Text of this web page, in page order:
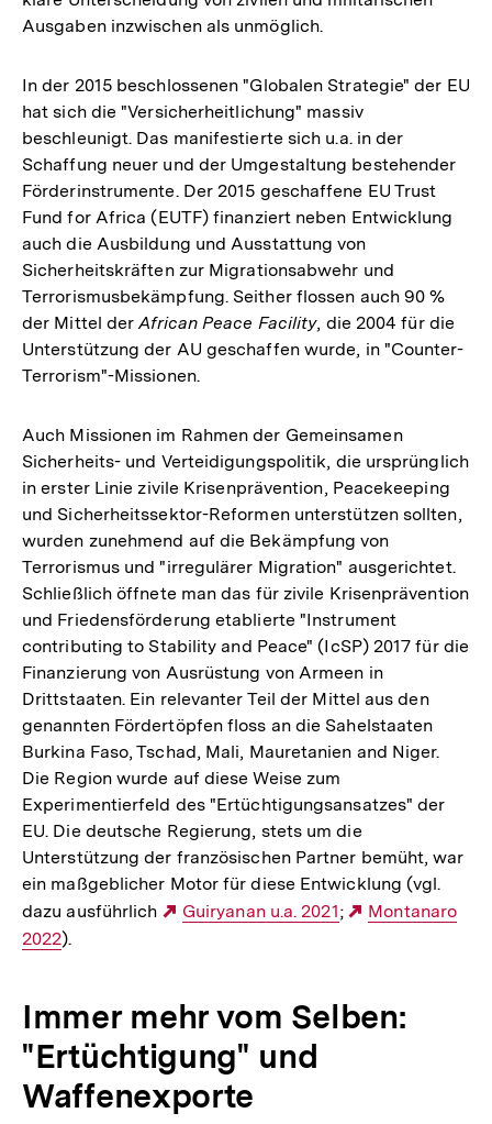
Ausgaben inzwischen als unmöglich.
In der 2015 beschlossenen "Globalen Strategie" der EU
hat sich die "Versicherheitlichung" massiv
beschleunigt. Das manifestierte sich u.a. in der
Schaffung neuer und der Umgestaltung bestehender
Förderinstrumente. Der 2015 geschaffene EU Trust
Fund for Africa (EUTF) finanziert neben Entwicklung
auch die Ausbildung und Ausstattung von
Sicherheitskräften zur Migrationsabwehr und
Terrorismusbekämpfung. Seither flossen auch 90 %
der Mittel derAfrican Peace Facility, die 2004 für die
Unterstützung der AU geschaffen wurde, in "Counter-
Terrorism"-Missionen.
Auch Missionen im Rahmen der Gemeinsamen
Sicherheits- und Verteidigungspolitik, die ursprünglich
in erster Linie zivile Krisenprävention, Peacekeeping
und Sicherheitssektor-Reformen unterstützen sollten,
wurden zunehmend auf die Bekämpfung von
Terrorismus und "irregulärer Migration" ausgerichtet.
Schließlich öffnete man das für zivile Krisenprävention
und Friedensförderung etablierte "Instrument
contributing to Stability and Peace" (IcSP) 2017 für die
Finanzierung von Ausrüstung von Armeen in
Drittstaaten. Ein relevanter Teil der Mittel aus den
genannten Fördertöpfen floss an die Sahelstaaten
Burkina Faso, Tschad, Mali, Mauretanien and Niger.
Die Region wurde auf diese Weise zum
Experimentierfeld des "Ertüchtigungsansatzes" der
EU. Die deutsche Regierung, stets um die
Unterstützung der französischen Partner bemüht, war
ein maßgeblicher Motor für diese Entwicklung (vgl.
dazu ausführlich
Externer
Guiryanan u.a. 2021;
Externer
Montanaro
2022).
Immer mehr vom Selben:
"Ertüchtigung" und
Waffenexporte